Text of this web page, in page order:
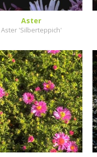
Aster
Aster 'Silberteppich'